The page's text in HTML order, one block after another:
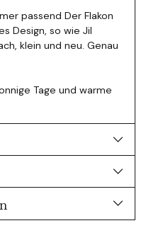
passend Der Flakon
Design, so wie Jil
klein und neu. Genau
Tage und warme